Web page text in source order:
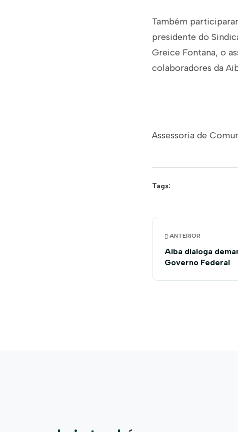
Também
presidente do
Greice Fontana, o
colaboradores da
Assessoria de
Tags:
ANTERIOR
Aiba dialoga
Governo Federal